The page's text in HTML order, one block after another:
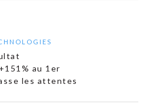
au 1er
les attentes